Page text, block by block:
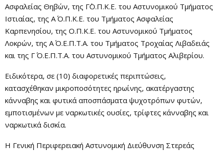
Ασφαλείας Θηβών, της Γ΄Ο.Π.Κ.Ε. του Αστυνομικού Τμήματος
Ιστιαίας, της Α΄ Ο.Π.Κ.Ε. του Τμήματος Ασφαλείας
Καρπενησίου, της Ο.Π.Κ.Ε. του Αστυνομικού Τμήματος
Λοκρών, της Α΄ Ο.Ε.Π.Τ.Α. του Τμήματος Τροχαίας Λιβαδειάς
και της Γ΄ Ο.Ε.Π.Τ.Α. του Αστυνομικού Τμήματος Αλιβερίου.
Ειδικότερα, σε (10) διαφορετικές περιπτώσεις,
κατασχέθηκαν μικροποσότητες ηρωίνης, ακατέργαστης
κάνναβης και φυτικά αποσπάσματα ψυχοτρόπων φυτών,
εμποτισμένων με ναρκωτικές ουσίες, τρίφτες κάνναβης και
ναρκωτικά δισκία.
Η Γενική Περιφερειακή Αστυνομική Διεύθυνση Στερεάς